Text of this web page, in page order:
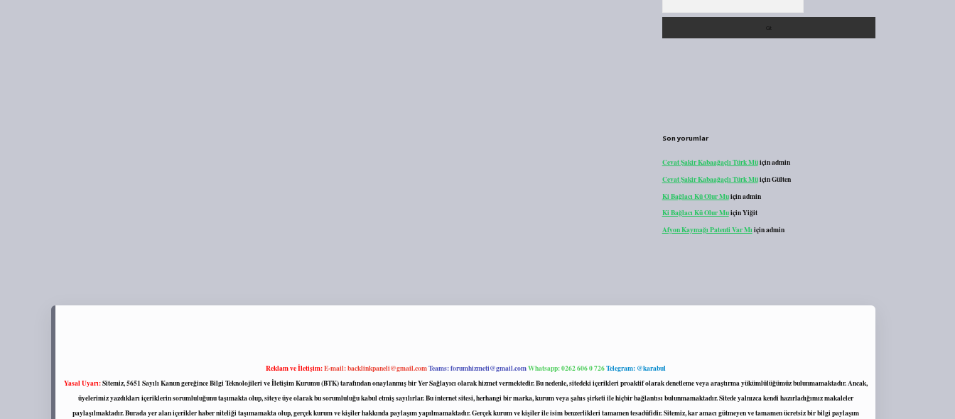
Son yorumlar
Cevat Şakir Kabaağaçlı Türk Müiçinadmin
Cevat Şakir Kabaağaçlı Türk MüiçinGülten
Ki Bağlacı Kü Olur Muiçinadmin
Ki Bağlacı Kü Olur MuiçinYiğit
Afyon Kaymağı Patenti Var Mı içinadmin
Reklam ve İletişim:E-mail:backlinkpaneli@gmail.comTeams:forumhizmeti@gmail.comWhatsapp: 0262 606 0 726Telegram: @karabul
Yasal Uyarı:Sitemiz, 5651 Sayılı Kanun gereğince Bilgi Teknolojileri ve İletişim Kurumu (BTK) tarafından onaylanmış bir Yer Sağlayıcı olarak hizmet vermektedir. Bu nedenle, sitedeki içerikleri proaktif olarak denetleme veya araştırma yükümlülüğümüz bulunmamaktadır. Ancak,
üyelerimiz yazdıkları içeriklerin sorumluluğunu taşımakta olup, siteye üye olarak bu sorumluluğu kabul etmiş sayılırlar. Bu internet sitesi, herhangi bir marka, kurum veya şahıs şirketi ile hiçbir bağlantısı bulunmamaktadır. Sitede yalnızca kendi hazırladığımız makaleler
paylaşılmaktadır. Burada yer alan içerikler haber niteliği taşımamakta olup, gerçek kurum ve kişiler hakkında paylaşım yapılmamaktadır. Gerçek kurum ve kişiler ile isim benzerlikleri tamamen tesadüfidir. Sitemiz, kar amacı gütmeyen ve tamamen ücretsiz bir bilgi paylaşım